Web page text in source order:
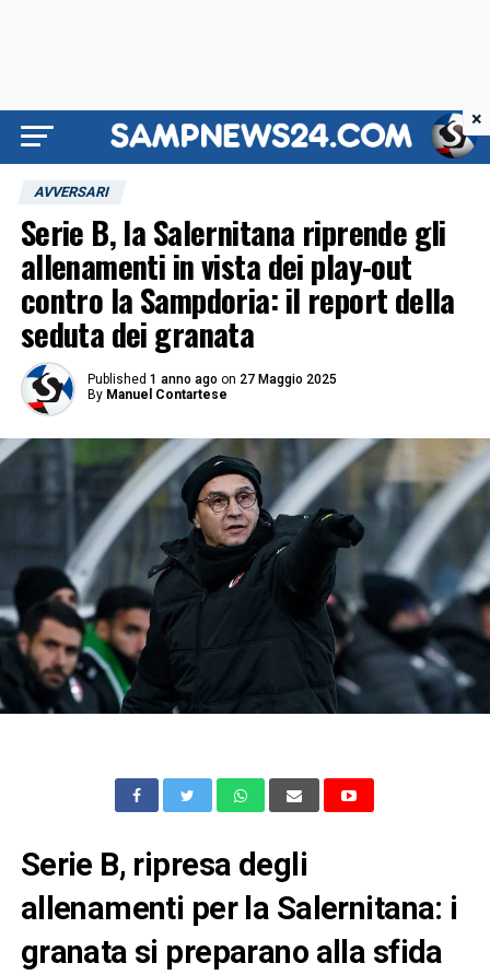
AVVERSARI
Serie B, la Salernitana riprende gli
allenamenti in vista dei play-out
contro la Sampdoria: il report della
seduta dei granata
Published 1 anno ago on 27 Maggio 2025
By Manuel Contartese
Serie B, ripresa degli
allenamenti per la Salernitana: i
granata si preparano alla sfida
×